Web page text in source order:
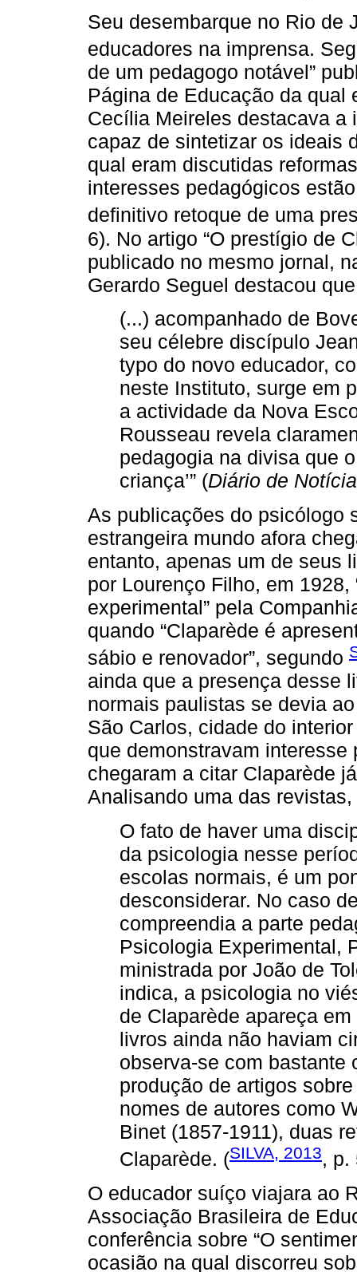
Seu desembarque no Rio de
educadores na imprensa.
de um pedagogo notável”
Página de Educação da qual
Cecília Meireles destacava a
capaz de sintetizar os ideais
qual eram discutidas
interesses pedagógicos
definitivo retoque de uma
6). No artigo “O prestígio de
publicado no mesmo jornal,
Gerardo Seguel destacou
(...) acompanhado de
seu célebre discípulo
typo do novo educador,
neste Instituto, surge em
a actividade da Nova
Rousseau revela
pedagogia na divisa que
criança’” (Diário de
As publicações do psicólogo
estrangeira mundo afora
entanto, apenas um de seus
por Lourenço Filho, em
experimental” pela
quando “Claparède é
sábio e renovador”, segundo
ainda que a presença desse
normais paulistas se devia
São Carlos, cidade do
que demonstravam
chegaram a citar Claparède
Analisando uma das
O fato de haver uma
da psicologia nesse
escolas normais, é um
desconsiderar. No caso
compreendia a parte
Psicologia Experimental,
ministrada por João de
indica, a psicologia no
de Claparède apareça
livros ainda não haviam
observa-se com bastante
produção de artigos
nomes de autores como
Binet (1857-1911), duas
Claparède. (SILVA, 2013, p.
O educador suíço viajara ao
Associação Brasileira de
conferência sobre “O
ocasião na qual discorreu